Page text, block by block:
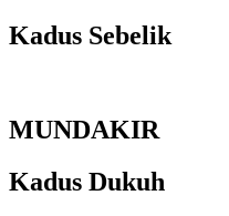
Kadus Sebelik
MUNDAKIR
Kadus Dukuh